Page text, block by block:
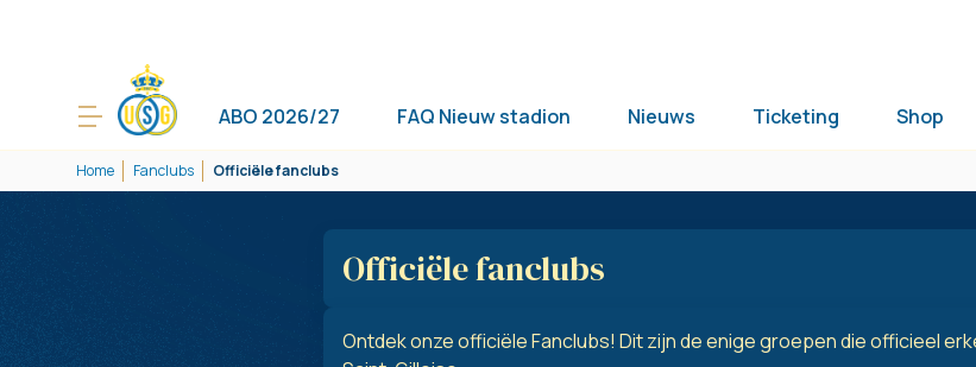
ABO 2026/27 FAQ Nieuw stadion Nieuws Ticketing Shop
Home Fanclubs Officiële fanclubs
Officiële fanclubs
Ontdek onze officiële Fanclubs! Dit zijn de enige groepen die officieel